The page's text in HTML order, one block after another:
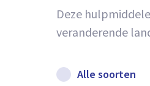
Deze
veranderende
Alle soorten